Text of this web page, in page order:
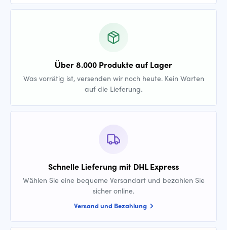
Über 8.000 Produkte auf Lager
Was vorrätig ist, versenden wir noch heute. Kein Warten
auf die Lieferung.
Schnelle Lieferung mit DHL Express
Wählen Sie eine bequeme Versandart und bezahlen Sie
sicher online.
Versand und Bezahlung